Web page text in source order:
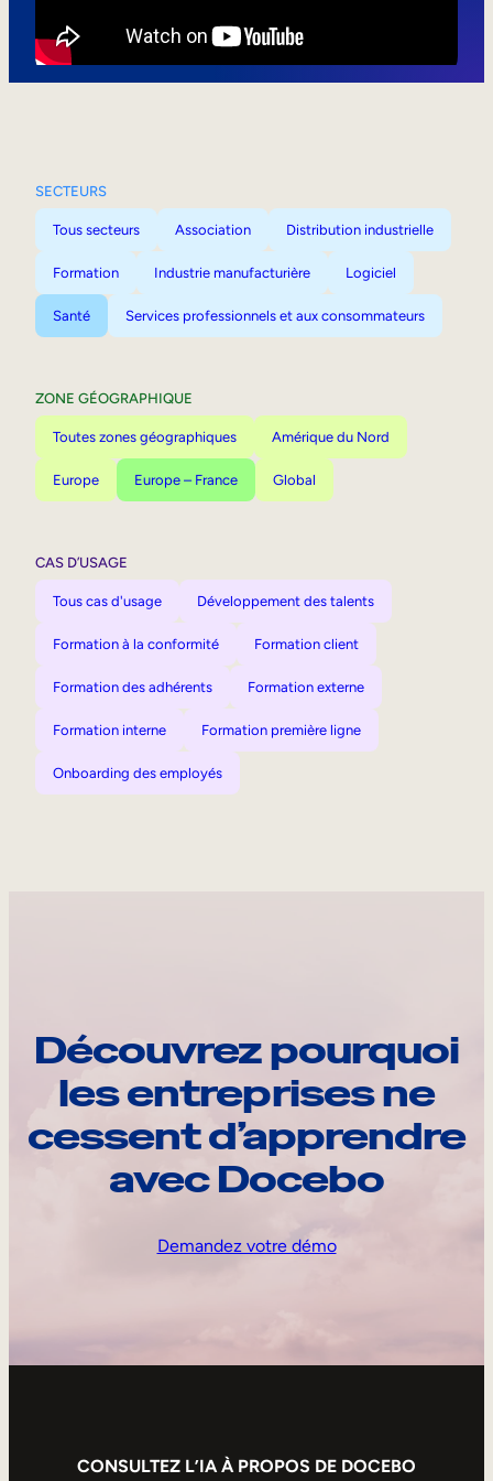
SECTEURS
Tous secteurs Association Distribution industrielle
Formation Industrie manufacturière Logiciel
Santé Services professionnels et aux consommateurs
ZONE GÉOGRAPHIQUE
Toutes zones géographiques Amérique du Nord
Europe Europe – France Global
CAS D’USAGE
Tous cas d'usage Développement des talents
Formation à la conformité Formation client
Formation des adhérents Formation externe
Formation interne Formation première ligne
Onboarding des employés
Découvrez pourquoi
les entreprises ne
cessent d’apprendre
avec Docebo
Demandez votre démo
CONSULTEZ L’IA À PROPOS DE DOCEBO